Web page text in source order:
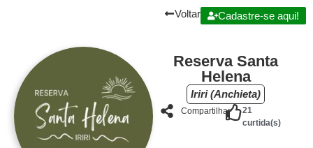
Cadastre-se aqui!
Voltar
Reserva Santa
Helena
Iriri (Anchieta)
Compartilhar
21
curtida(s)